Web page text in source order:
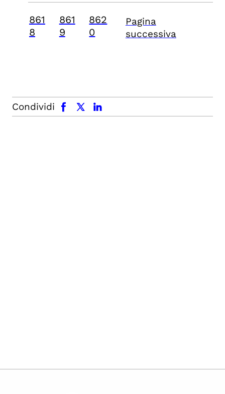
861
8
861
9
862
0
Pagina
successiva
Condividi
facebook x.com linkedin